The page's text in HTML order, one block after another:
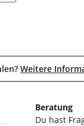
Weitere
Beratung
Du hast